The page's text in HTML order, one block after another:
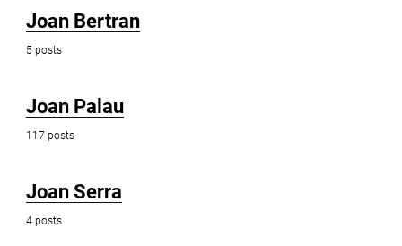
Joan Bertran
5 posts
Joan Palau
117 posts
Joan Serra
4 posts